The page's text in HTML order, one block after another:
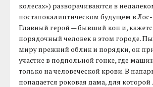
колесах») разворачиваются в
постапокалиптическом будущем в
Главный герой — бывший коп и,
порядочный человек в этом городе.
миру прежний облик и порядки, он
участие в подпольной гонке, где
только на человеческой крови. В
попадается роковая дама, для